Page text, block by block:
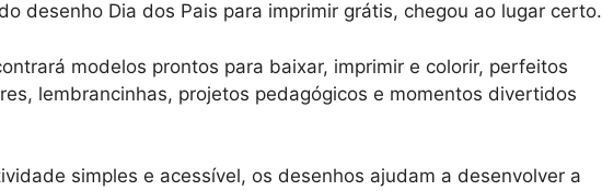
desenho Dia dos Pais para imprimir grátis, chegou ao lugar certo.
modelos prontos para baixar, imprimir e colorir, perfeitos
lembrancinhas, projetos pedagógicos e momentos divertidos
simples e acessível, os desenhos ajudam a desenvolver a